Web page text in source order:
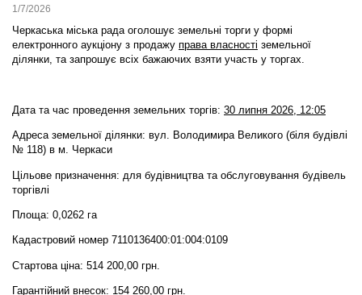
1/7/2026
Черкаська міська рада оголошує земельні торги у формі
електронного аукціону з продажу права власності земельної
ділянки, та запрошує всіх бажаючих взяти участь у торгах.
Дата та час проведення земельних торгів: 30 липня 2026, 12:05
Адреса земельної ділянки: вул. Володимира Великого (біля будівлі
№ 118) в м. Черкаси
Цільове призначення: для будівництва та обслуговування будівель
торгівлі
Площа: 0,0262 га
Кадастровий номер 7110136400:01:004:0109
Стартова ціна: 514 200,00 грн.
Гарантійний внесок: 154 260,00 грн.